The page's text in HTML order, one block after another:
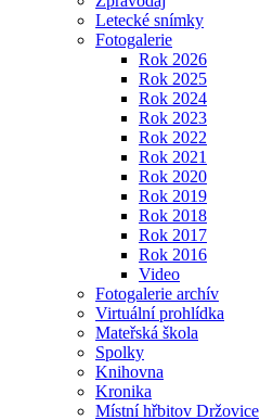
Letecké snímky
Fotogalerie
Rok 2026
Rok 2025
Rok 2024
Rok 2023
Rok 2022
Rok 2021
Rok 2020
Rok 2019
Rok 2018
Rok 2017
Rok 2016
Video
Fotogalerie archív
Virtuální prohlídka
Mateřská škola
Spolky
Knihovna
Kronika
Místní hřbitov Držovice